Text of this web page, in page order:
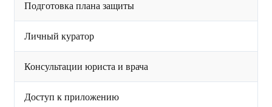
Подготовка плана защиты
Личный куратор
Консультации юриста и врача
Доступ к приложению